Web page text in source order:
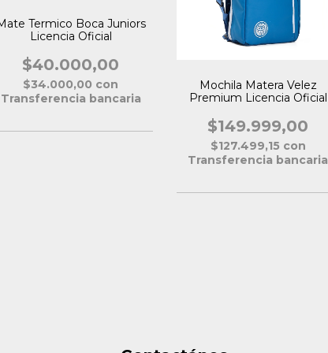
Termico Boca Juniors
Licencia Oficial
$40.000,00
$34.000,00 con
Transferencia bancaria
Mochila Matera Velez
Premium Licencia Oficial
$149.999,00
$127.499,15 con
Transferencia bancaria